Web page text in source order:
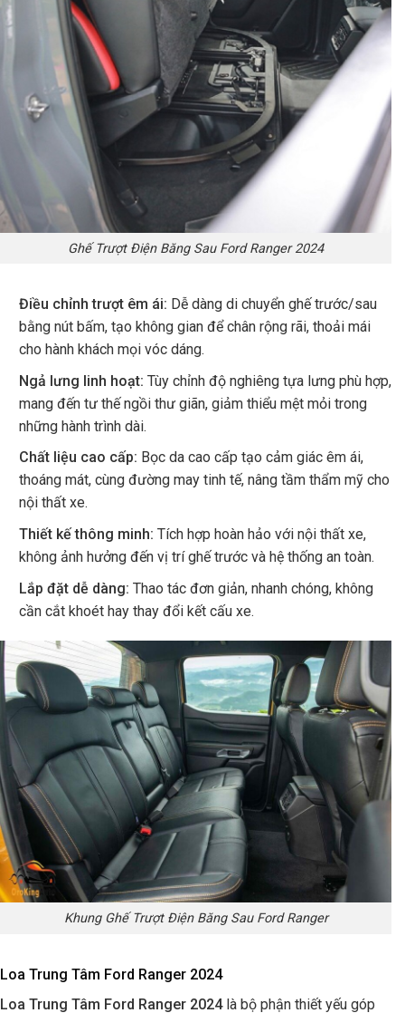
Ghế Trượt Điện Băng Sau Ford Ranger 2024
Điều chỉnh trượt êm ái: Dễ dàng di chuyển ghế trước/sau
bằng nút bấm, tạo không gian để chân rộng rãi, thoải mái
cho hành khách mọi vóc dáng.
Ngả lưng linh hoạt: Tùy chỉnh độ nghiêng tựa lưng phù hợp,
mang đến tư thế ngồi thư giãn, giảm thiểu mệt mỏi trong
những hành trình dài.
Chất liệu cao cấp: Bọc da cao cấp tạo cảm giác êm ái,
thoáng mát, cùng đường may tinh tế, nâng tầm thẩm mỹ cho
nội thất xe.
Thiết kế thông minh: Tích hợp hoàn hảo với nội thất xe,
không ảnh hưởng đến vị trí ghế trước và hệ thống an toàn.
Lắp đặt dễ dàng: Thao tác đơn giản, nhanh chóng, không
cần cắt khoét hay thay đổi kết cấu xe.
Khung Ghế Trượt Điện Băng Sau Ford Ranger
Loa Trung Tâm Ford Ranger 2024
Loa Trung Tâm Ford Ranger 2024là bộ phận thiết yếu góp